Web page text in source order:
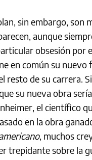
sin embargo, son
aunque
obsesión por
en común su nuevo
resto de su carrera.
su nueva obra
el científico
en la obra
, muchos
trepidante sobre la